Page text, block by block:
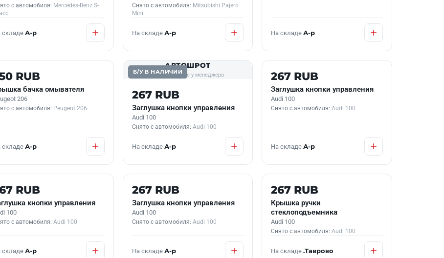
с автомобиля: Mercedes-Benz S-
складеА-р
Снято с автомобиля: Mitsubishi Pajero
Mini
На складе А-р На складеА-р
В НАЛИЧИИ
RUB
бачка омывателя
206
с автомобиля: Peugeot 206
складеА-р
Б/У В НАЛИЧИИ
АВТОШРОТ
фото уточняйте у менеджера
267 RUB
Заглушка кнопки управления
Audi 100
Снято с автомобиля: Audi 100
На складе А-р
Б/У В НАЛИЧИИ
267 RUB
Заглушка кнопки управления
Audi 100
Снято с автомобиля: Audi 100
На складеА-р
В НАЛИЧИИ
RUB
кнопки управления
100
с автомобиля: Audi 100
складеА-р
Б/У В НАЛИЧИИ
267 RUB
Заглушка кнопки управления
Audi 100
Снято с автомобиля: Audi 100
На складе А-р
Б/У В НАЛИЧИИ
267 RUB
Крышка ручки
стеклоподъемника
Audi 100
Снято с автомобиля: Audi 100
На складе.Таврово